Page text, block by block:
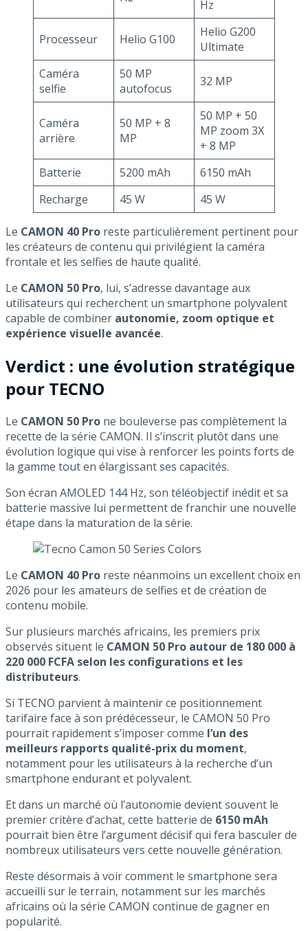
Hz
Processeur Helio G100
Helio G200
Ultimate
Caméra
selfie
50 MP
autofocus
32 MP
Caméra
arrière
50 MP + 8
MP
50 MP + 50
MP zoom 3X
+ 8 MP
Batterie
5200 mAh
6150 mAh
Recharge
45 W 45 W
Le CAMON 40 Pro reste particulièrement pertinent pour
les créateurs de contenu qui privilégient la caméra
frontale et les selfies de haute qualité.
Le CAMON 50 Pro, lui, s’adresse davantage aux
utilisateurs qui recherchent un smartphone polyvalent
capable de combiner autonomie, zoom optique et
expérience visuelle avancée.
Verdict : une évolution stratégique
pour TECNO
Le CAMON 50 Pro ne bouleverse pas complètement la
recette de la série CAMON. Il s’inscrit plutôt dans une
évolution logique qui vise à renforcer les points forts de
la gamme tout en élargissant ses capacités.
Son écran AMOLED 144 Hz, son téléobjectif inédit et sa
batterie massive lui permettent de franchir une nouvelle
étape dans la maturation de la série.
Le CAMON 40 Pro reste néanmoins un excellent choix en
2026 pour les amateurs de selfies et de création de
contenu mobile.
Sur plusieurs marchés africains, les premiers prix
observés situent le CAMON 50 Pro autour de 180 000 à
220 000 FCFA selon les configurations et les
distributeurs.
Si TECNO parvient à maintenir ce positionnement
tarifaire face à son prédécesseur, le CAMON 50 Pro
pourrait rapidement s’imposer comme l’un des
meilleurs rapports qualité-prix du moment,
notamment pour les utilisateurs à la recherche d’un
smartphone endurant et polyvalent.
Et dans un marché où l’autonomie devient souvent le
premier critère d’achat, cette batterie de 6150 mAh
pourrait bien être l’argument décisif qui fera basculer de
nombreux utilisateurs vers cette nouvelle génération.
Reste désormais à voir comment le smartphone sera
accueilli sur le terrain, notamment sur les marchés
africains où la série CAMON continue de gagner en
popularité.